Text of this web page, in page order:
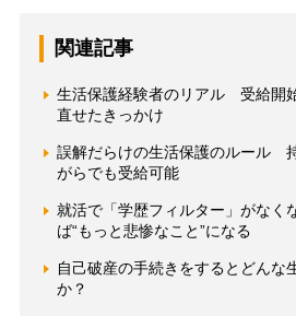
関連記事
生活保護経験者のリアル 受給開
直せたきっかけ
誤解だらけの生活保護のルール
がらでも受給可能
就活で「学歴フィルター」がなく
ば“もっと悲惨なこと”になる
自己破産の手続きをするとどんな
か？